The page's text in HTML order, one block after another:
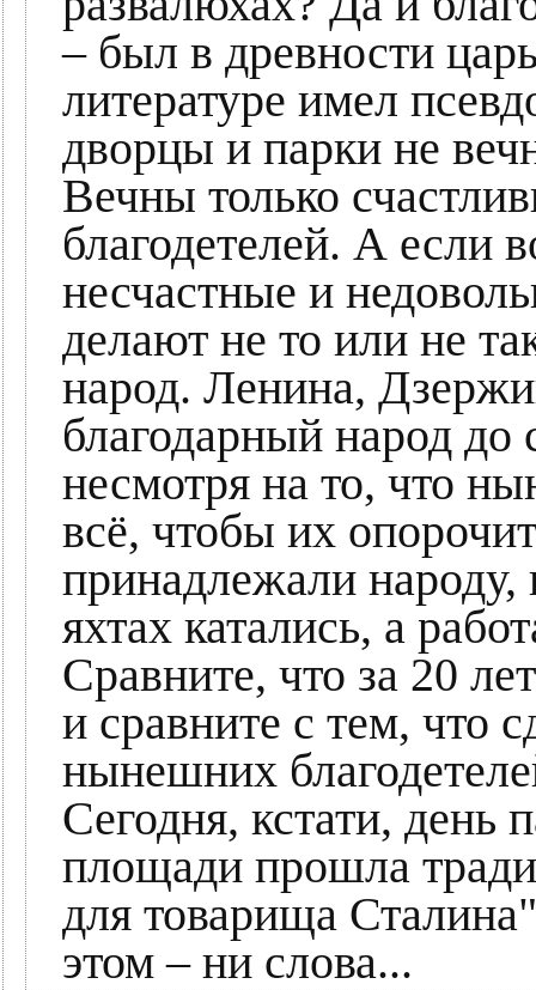
– был в древности
литературе имел
дворцы и парки не
Вечны только
благодетелей. А если
несчастные и
делают не то или не
народ. Ленина,
благодарный народ
несмотря на то, что
всё, чтобы их
принадлежали народу,
яхтах катались, а
Сравните, что за 20
и сравните с тем, что
нынешних
Сегодня, кстати, день
площади прошла
для товарища
этом – ни слова...